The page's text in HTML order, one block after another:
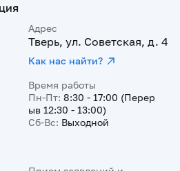
Адрес
Тверь, ул. Советская, д. 4
Как нас найти?
Время работы
Пн-Пт: 8:30 - 17:00 (Перер
ыв 12:30 - 13:00)
Сб-Вс: Выходной